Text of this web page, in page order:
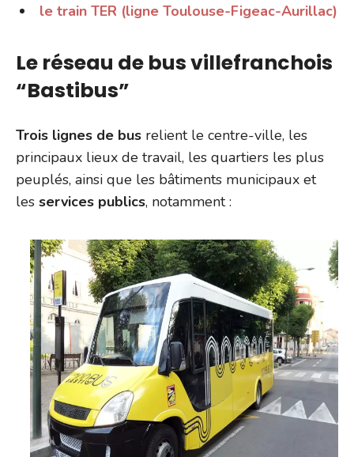
le train TER (ligne Toulouse-Figeac-Aurillac)
Le réseau de bus villefranchois
“Bastibus”
Trois lignes de bus relient le centre-ville, les
principaux lieux de travail, les quartiers les plus
peuplés, ainsi que les bâtiments municipaux et
les services publics, notamment :